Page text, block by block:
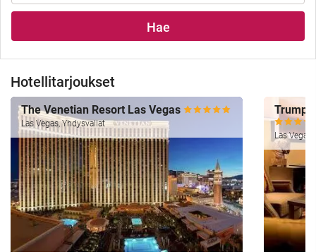
Hae
Hotellitarjoukset
The Venetian Resort Las Vegas
Las Vegas, Yhdysvallat
Trump
Las